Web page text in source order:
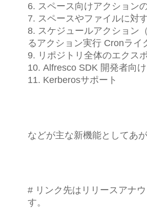
6. スペース向けアクション
7. スペースやファイルに対
8. スケジュールアクション
るアクション実行 Cronライ
9. リポジトリ全体のエクス
10. Alfresco SDK 開発者向
11. Kerberosサポート
などが主な新機能としてあ
# リンク先はリリースアナ
す。